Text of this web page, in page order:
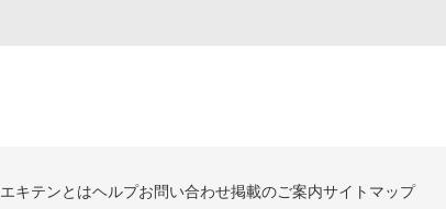
エキテンとはヘルプお問い合わせ掲載のご案内サイトマップ